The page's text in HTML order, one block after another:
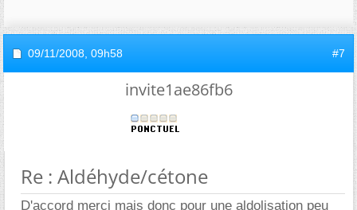
09/11/2008, 09h58 #7
invite1ae86fb6
Re : Aldéhyde/cétone
D'accord merci mais donc pour une aldolisation peu